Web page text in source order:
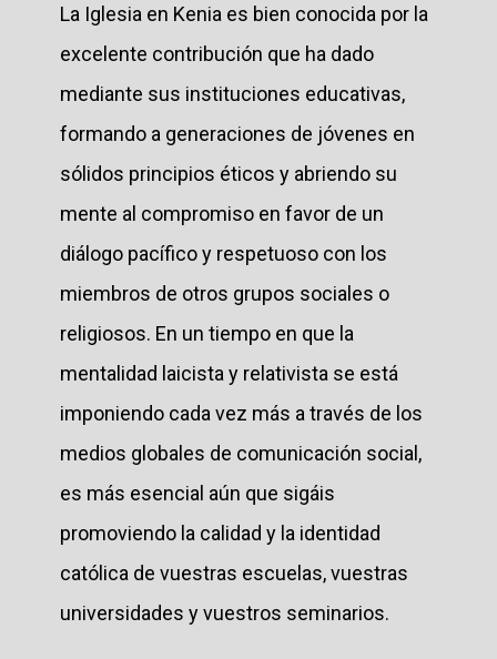
La Iglesia en Kenia es bien conocida por la
excelente contribución que ha dado
mediante sus instituciones educativas,
formando a generaciones de jóvenes en
sólidos principios éticos y abriendo su
mente al compromiso en favor de un
diálogo pacífico y respetuoso con los
miembros de otros grupos sociales o
religiosos. En un tiempo en que la
mentalidad laicista y relativista se está
imponiendo cada vez más a través de los
medios globales de comunicación social,
es más esencial aún que sigáis
promoviendo la calidad y la identidad
católica de vuestras escuelas, vuestras
universidades y vuestros seminarios.